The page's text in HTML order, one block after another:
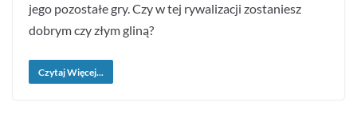
jego pozostałe gry. Czy w tej rywalizacji zostaniesz
dobrym czy złym gliną?
Czytaj Więcej...